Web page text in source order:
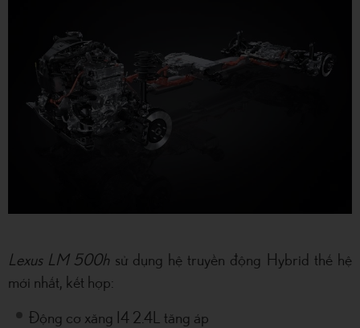
Lexus LM 500h sử dụng hệ truyền động Hybrid thế hệ
mới nhất, kết hợp:
Động cơ xăng I4 2.4L tăng áp